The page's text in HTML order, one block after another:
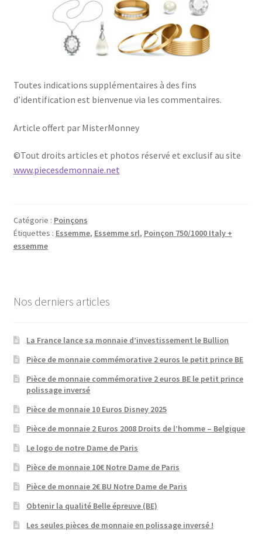
Toutes indications supplémentaires à des fins
d’identification est bienvenue via les commentaires.
Article offert par MisterMonney
©Tout droits articles et photos réservé et exclusif au site
www.piecesdemonnaie.net
Catégorie : Poinçons
Étiquettes : Essemme, Essemme srl, Poinçon 750/1000 Italy +
essemme
Nos derniers articles
La France lance sa monnaie d’investissement le Bullion
Pièce de monnaie commémorative 2 euros le petit prince BE
Pièce de monnaie commémorative 2 euros BE le petit prince
polissage inversé
Pièce de monnaie 10 Euros Disney 2025
Pièce de monnaie 2 Euros 2008 Droits de l’homme – Belgique
Le logo de notre Dame de Paris
Pièce de monnaie 10€ Notre Dame de Paris
Pièce de monnaie 2€ BU Notre Dame de Paris
Obtenir la qualité Belle épreuve (BE)
Les seules pièces de monnaie en polissage inversé !